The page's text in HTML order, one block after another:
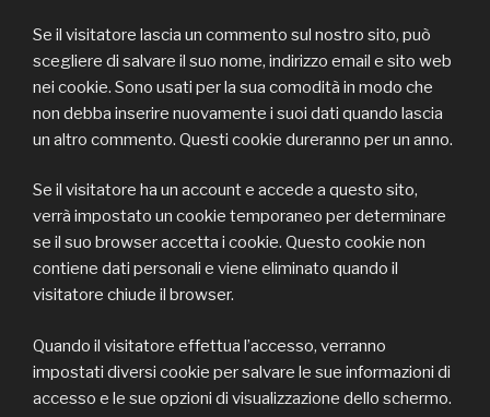
Se il visitatore lascia un commento sul nostro sito, può
scegliere di salvare il suo nome, indirizzo email e sito web
nei cookie. Sono usati per la sua comodità in modo che
non debba inserire nuovamente i suoi dati quando lascia
un altro commento. Questi cookie dureranno per un anno.
Se il visitatore ha un account e accede a questo sito,
verrà impostato un cookie temporaneo per determinare
se il suo browser accetta i cookie. Questo cookie non
contiene dati personali e viene eliminato quando il
visitatore chiude il browser.
Quando il visitatore effettua l’accesso, verranno
impostati diversi cookie per salvare le sue informazioni di
accesso e le sue opzioni di visualizzazione dello schermo.